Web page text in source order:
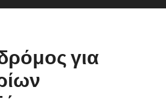
για